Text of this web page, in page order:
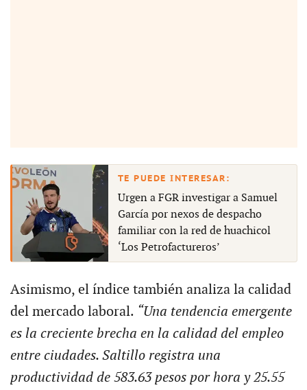
Urgen a FGR investigar a Samuel
García por nexos de despacho
familiar con la red de huachicol
‘Los Petrofactureros’
Asimismo, el índice también analiza la calidad
del mercado laboral. “Una tendencia emergente
es la creciente brecha en la calidad del empleo
entre ciudades. Saltillo registra una
productividad de 583.63 pesos por hora y 25.55